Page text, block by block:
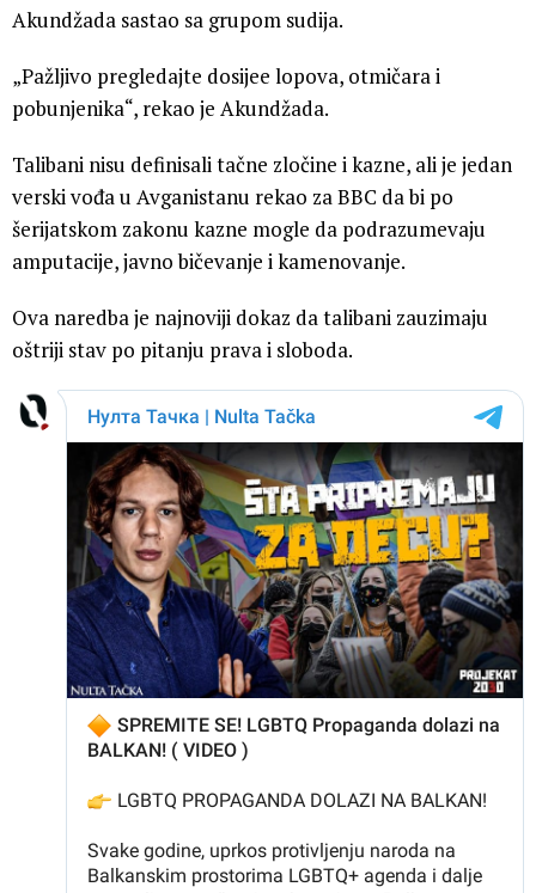
Akundžada sastao sa grupom sudija.
„Pažljivo pregledajte dosijee lopova, otmičara i
pobunjenika“, rekao je Akundžada.
Talibani nisu definisali tačne zločine i kazne, ali je jedan
verski vođa u Avganistanu rekao za BBC da bi po
šerijatskom zakonu kazne mogle da podrazumevaju
amputacije, javno bičevanje i kamenovanje.
Ova naredba je najnoviji dokaz da talibani zauzimaju
oštriji stav po pitanju prava i sloboda.